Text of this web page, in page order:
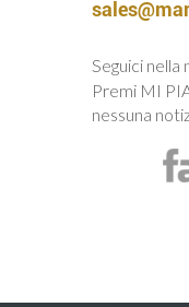
Seguici nella
Premi MI
nessuna